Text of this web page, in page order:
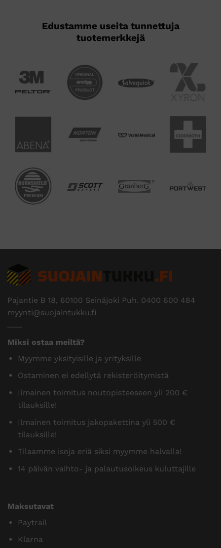
Edustamme useita tunnettuja
tuotemerkkejä
Pajantie B 18, 60100 Seinäjoki Puh. 0400 600 484
myynti@suojaintukku.fi
Miksi ostaa meiltä?
Myymme yksityisille ja yrityksille
Ostaminen ei edellytä rekisteröitymistä
Ilmainen toimitus noutopisteeseen yli 200 €
tilauksille!
Ilmainen toimitus jakopakettina yli 500 €
tilauksille!
Tilaamme isoja eriä siksi myymme halvalla!
14 päivän vaihto- ja palautusoikeus kuluttajille
Maksutavat
Paytrail
Klarna